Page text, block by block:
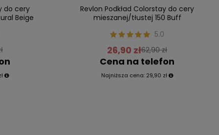
do cery
Beige
Revlon Podkład Colorstay do cery
mieszanej/tłustej 150 Buff
5.0
26,90 zł62,90 zł
Cena na telefon
Najniższa cena: 29,90 zł